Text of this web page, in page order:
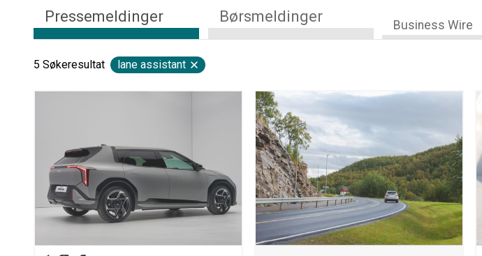
Pressemeldinger Børsmeldinger Business Wire
5 Søkeresultat lane assistant